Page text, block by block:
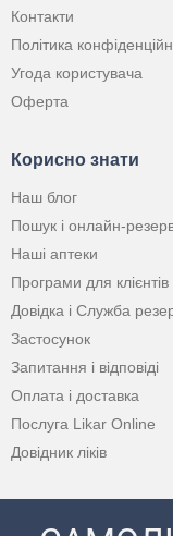
Контакти
Політика
Угода користувача
Оферта
Корисно знати
Наш блог
Пошук і онлайн-
Наші аптеки
Програми для клієнтів
Довідка і Служба
Застосунок
Запитання і відповіді
Оплата і доставка
Послуга Likar Online
Довідник ліків